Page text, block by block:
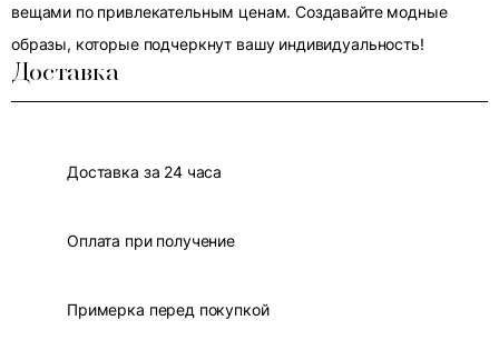
вещами по привлекательным ценам. Создавайте модные
образы, которые подчеркнут вашу индивидуальность!
Доставка
Доставка за 24 часа
Оплата при получение
Примерка перед покупкой